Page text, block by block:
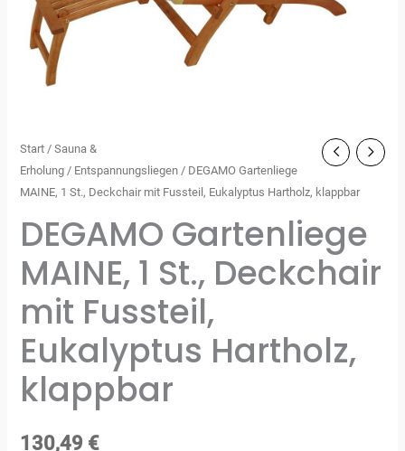
Start /Sauna &
Erholung / Entspannungsliegen / DEGAMO Gartenliege
MAINE, 1 St., Deckchair mit Fussteil, Eukalyptus Hartholz, klappbar
DEGAMO Gartenliege
MAINE, 1 St., Deckchair
mit Fussteil,
Eukalyptus Hartholz,
klappbar
130,49 €